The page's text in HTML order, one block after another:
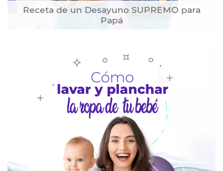
Receta de un Desayuno SUPREMO para
Papá